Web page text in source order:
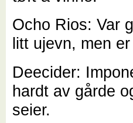
Ocho Rios: Var
litt ujevn, men
Deecider:
hardt av gårde
seier.